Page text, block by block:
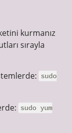
kurmanız
sırayla
sudo
sudo yum